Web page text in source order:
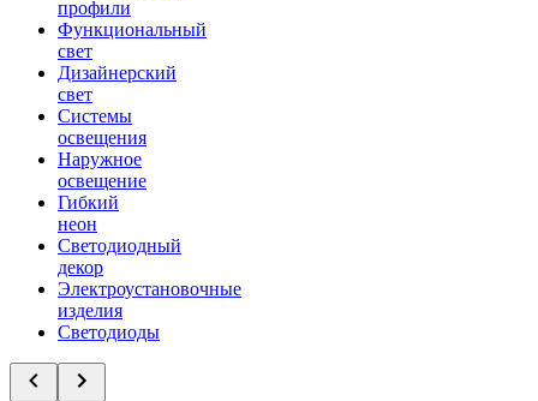
профили
Функциональный
свет
Дизайнерский
свет
Системы
освещения
Наружное
освещение
Гибкий
неон
Светодиодный
декор
Электроустановочные
изделия
Светодиоды